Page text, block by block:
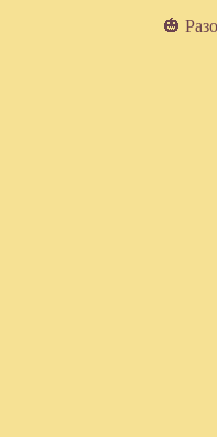
🎃